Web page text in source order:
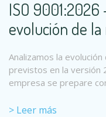
ISO 9001:2026
evolución de
Analizamos la
previstos en la versión
empresa se prepare
> Leer más